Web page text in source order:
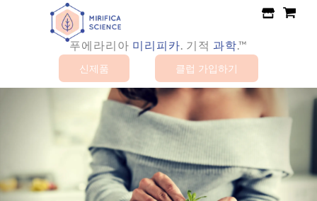
너
푸에라리아 미리피카 기적 과학.™
신제품
클럽 가입하기